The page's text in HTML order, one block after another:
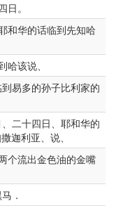
日。
和华的话临到先知哈
哈该说、
易多的孙子比利家的
二十四日、耶和华的
迦利亚、说、
个流出金色油的金嘴
．